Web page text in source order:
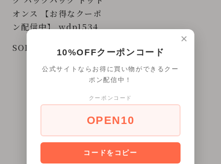
オンス 【お得なクーポ
ン配信中】 wdp1534
SOLD OUT
商品中1 - 5
1ページ目
×
10%OFFクーポンコード
公式サイトならお得に買い物ができるクー
ポン配信中！
クーポンコード
OPEN10
コードをコピー